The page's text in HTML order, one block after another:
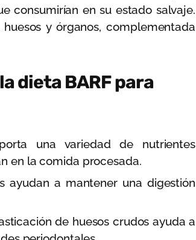
consumirían en su estado salvaje.
y órganos, complementada
dieta BARF para
una variedad de nutrientes
en la comida procesada.
ayudan a mantener una digestión
de huesos crudos ayuda a